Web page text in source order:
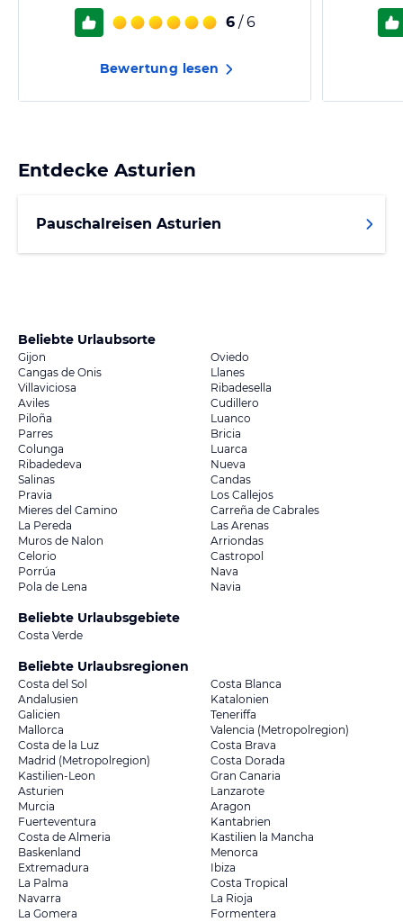
6 / 6
Bewertung lesen
Entdecke Asturien
Pauschalreisen Asturien
Beliebte Urlaubsorte
Gijon
Oviedo
Cangas de Onis
Llanes
Villaviciosa
Ribadesella
Aviles
Cudillero
Piloña
Luanco
Parres
Bricia
Colunga
Luarca
Ribadedeva
Nueva
Salinas
Candas
Pravia
Los Callejos
Mieres del Camino
Carreña de Cabrales
La Pereda
Las Arenas
Muros de Nalon
Arriondas
Celorio
Castropol
Porrúa
Nava
Pola de Lena
Navia
Beliebte Urlaubsgebiete
Costa Verde
Beliebte Urlaubsregionen
Costa del Sol
Costa Blanca
Andalusien
Katalonien
Galicien
Teneriffa
Mallorca
Valencia (Metropolregion)
Costa de la Luz
Costa Brava
Madrid (Metropolregion)
Costa Dorada
Kastilien-Leon
Gran Canaria
Asturien
Lanzarote
Murcia
Aragon
Fuerteventura
Kantabrien
Costa de Almeria
Kastilien la Mancha
Baskenland
Menorca
Extremadura
Ibiza
La Palma
Costa Tropical
Navarra
La Rioja
La Gomera
Formentera